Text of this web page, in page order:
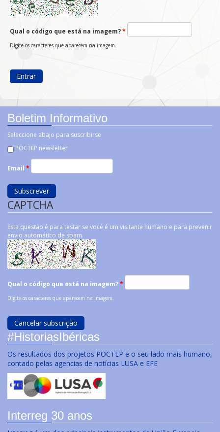
Qual o código que está na imagem?*
Digite os caracteres que aparecem na imagem.
Boletim Informativo
Seleccione abajo para suscribirse
POCTEP newsletter
Email *
CAPTCHA
Esta questão é para testar se você é um visitante humano e para prevenir
envio automático de spam.
Qual o código que está na imagem?*
Digite os caracteres que aparecem na imagem.
#HistoriasIbéricas
Os resultados dos projetos POCTEP e o seu lado mais humano,
contado pelas agencias de notícias LUSA e EFE
Interreg 30 anos